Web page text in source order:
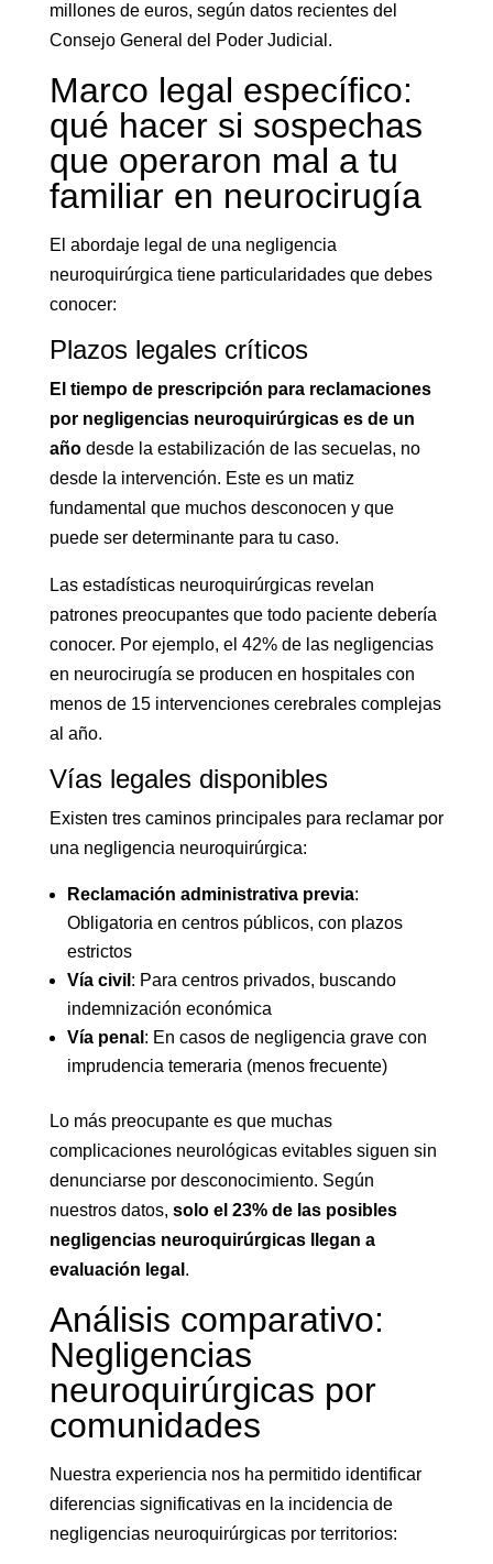
millones de euros, según datos recientes del
Consejo General del Poder Judicial.
Marco legal específico:
qué hacer si sospechas
que operaron mal a tu
familiar en neurocirugía
El abordaje legal de una negligencia
neuroquirúrgica tiene particularidades que debes
conocer:
Plazos legales críticos
El tiempo de prescripción para reclamaciones
por negligencias neuroquirúrgicas es de un
añodesde la estabilización de las secuelas, no
desde la intervención. Este es un matiz
fundamental que muchos desconocen y que
puede ser determinante para tu caso.
Las estadísticas neuroquirúrgicas revelan
patrones preocupantes que todo paciente debería
conocer. Por ejemplo, el 42% de las negligencias
en neurocirugía se producen en hospitales con
menos de 15 intervenciones cerebrales complejas
al año.
Vías legales disponibles
Existen tres caminos principales para reclamar por
una negligencia neuroquirúrgica:
Reclamación administrativa previa:
Obligatoria en centros públicos, con plazos
estrictos
Vía civil : Para centros privados, buscando
indemnización económica
Vía penal : En casos de negligencia grave con
imprudencia temeraria (menos frecuente)
Lo más preocupante es que muchas
complicaciones neurológicas evitables siguen sin
denunciarse por desconocimiento. Según
nuestros datos, solo el 23% de las posibles
negligencias neuroquirúrgicas llegan a
evaluación legal .
Análisis comparativo:
Negligencias
neuroquirúrgicas por
comunidades
Nuestra experiencia nos ha permitido identificar
diferencias significativas en la incidencia de
negligencias neuroquirúrgicas por territorios: